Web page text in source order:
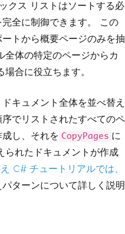
クス リストはソートする必
全に制御できます。 この
トから概要ページのみを抽
全体の特定のページからカ
合に役立ちます。
キュメント全体を並べ替え
でリストされたすべてのペ
し、それを CopyPages に
られたドキュメントが作成
C# チュートリアルでは、
ターンについて詳しく説明